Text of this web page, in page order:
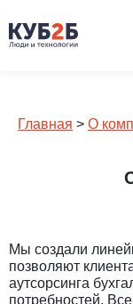
Главная > О
Мы создали
позволяют
аутсорсинга
потребностей.